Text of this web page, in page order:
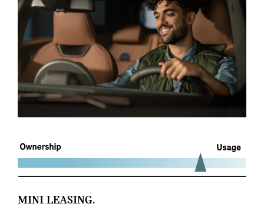
MINI LEASING.